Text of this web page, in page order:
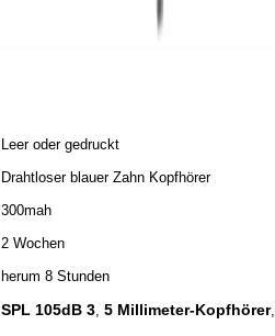
Leer oder gedruckt
Drahtloser blauer Zahn Kopfhörer
300mah
2 Wochen
herum 8 Stunden
SPL 105dB 3, 5 Millimeter-Kopfhörer,